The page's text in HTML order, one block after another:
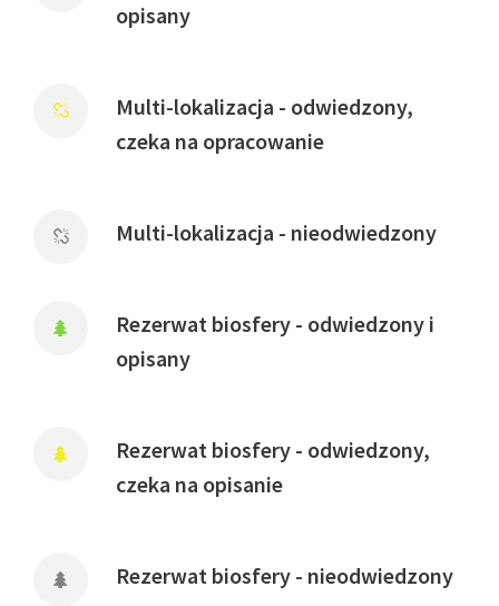
opisany
Multi-lokalizacja - odwiedzony,
czeka na opracowanie
Multi-lokalizacja - nieodwiedzony
Rezerwat biosfery - odwiedzony i
opisany
Rezerwat biosfery - odwiedzony,
czeka na opisanie
Rezerwat biosfery - nieodwiedzony